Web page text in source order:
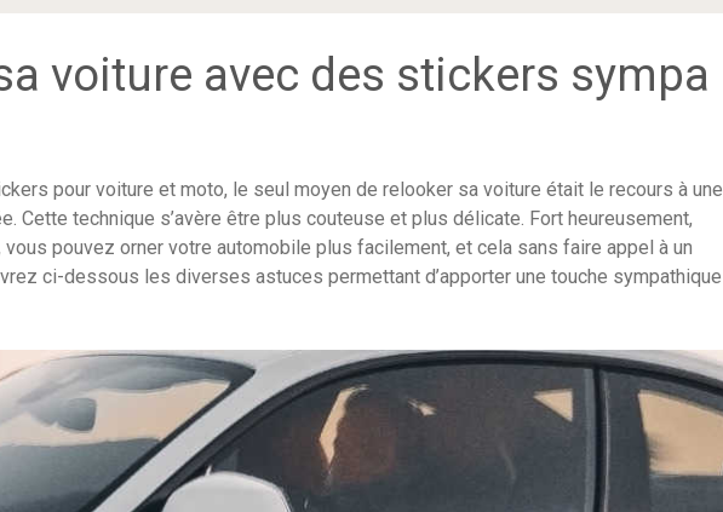
voiture avec des stickers sympa
pour voiture et moto, le seul moyen de relooker sa voiture était le recours à une
Cette technique s’avère être plus couteuse et plus délicate. Fort heureusement,
pouvez orner votre automobile plus facilement, et cela sans faire appel à un
ci-dessous les diverses astuces permettant d’apporter une touche sympathique